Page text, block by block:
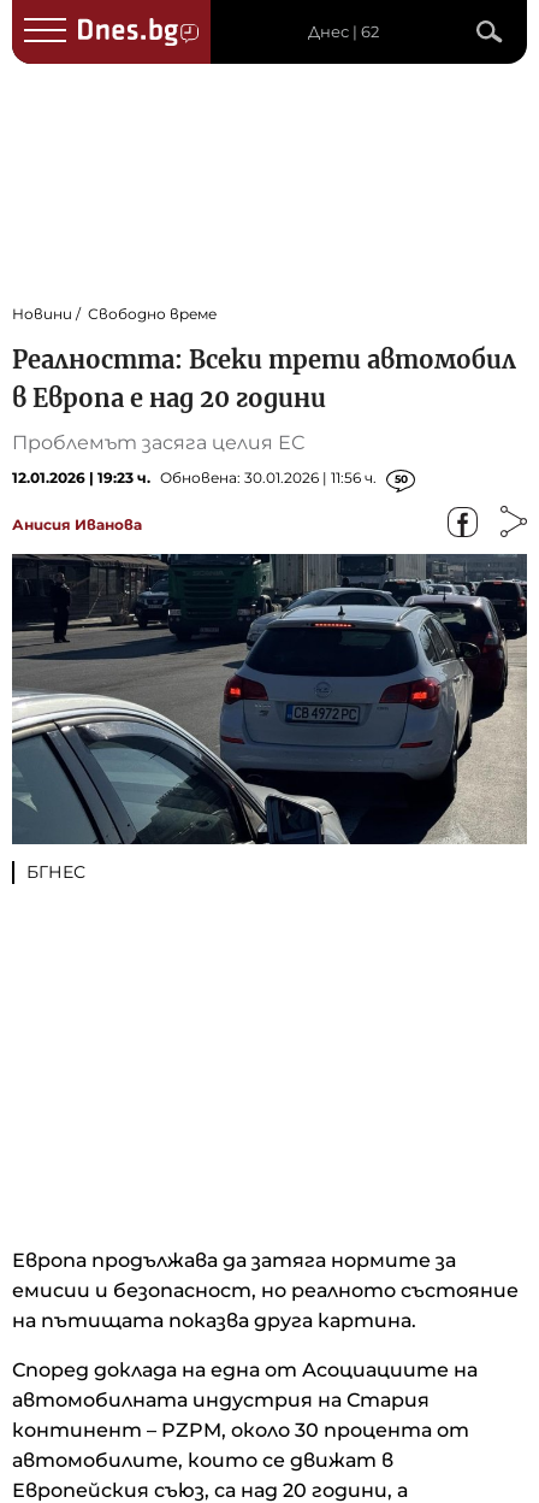
Днес | 62
Новини Свободно време
Реалността: Всеки трети автомобил
в Европа е над 20 години
Проблемът засяга целия ЕС
12.01.2026 | 19:23 ч. Обновена: 30.01.2026 | 11:56 ч. 50
Анисия Иванова
БГНЕС
Европа продължава да затяга нормите за
емисии и безопасност, но реалното състояние
на пътищата показва друга картина.
Според доклада на една от Асоциациите на
автомобилната индустрия на Стария
континент – PZPM, около 30 процента от
автомобилите, които се движат в
Европейския съюз, са над 20 години, а